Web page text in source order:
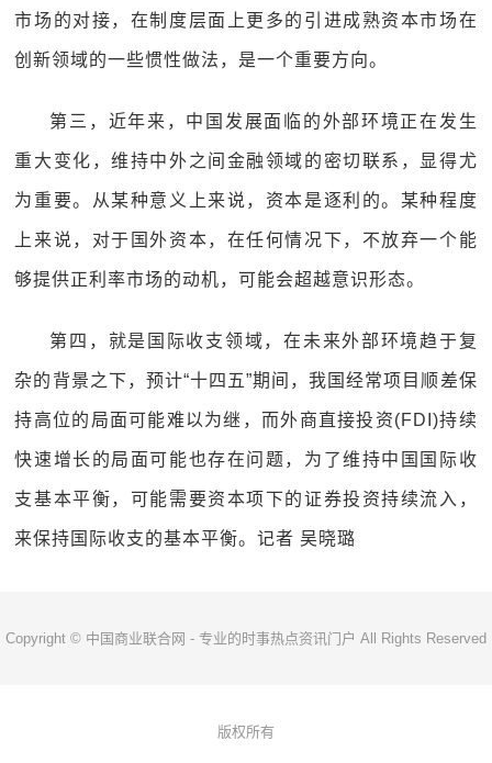
市场的对接，在制度层面上更多的引进成熟资本市场在
创新领域的一些惯性做法，是一个重要方向。
第三，近年来，中国发展面临的外部环境正在发生
重大变化，维持中外之间金融领域的密切联系，显得尤
为重要。从某种意义上来说，资本是逐利的。某种程度
上来说，对于国外资本，在任何情况下，不放弃一个能
够提供正利率市场的动机，可能会超越意识形态。
第四，就是国际收支领域，在未来外部环境趋于复
杂的背景之下，预计“十四五”期间，我国经常项目顺差保
持高位的局面可能难以为继，而外商直接投资(FDI)持续
快速增长的局面可能也存在问题，为了维持中国国际收
支基本平衡，可能需要资本项下的证券投资持续流入，
来保持国际收支的基本平衡。记者 吴晓璐
Copyright © 中国商业联合网 - 专业的时事热点资讯门户 All Rights Reserved
版权所有